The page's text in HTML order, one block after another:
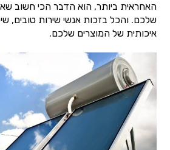
האחראית ביותר, הוא הדבר הכי חשוב
שלכם. והכל בזכות אנשי שירות טובים,
איכותית של המוצרים שלכם.